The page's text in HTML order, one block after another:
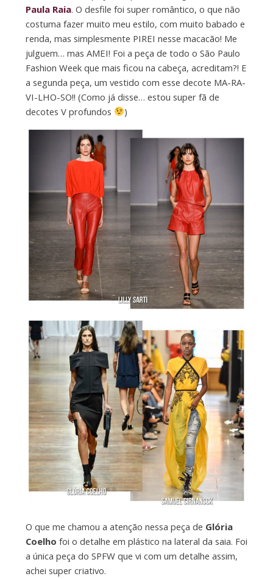
Paula Raia. O desfile foi super romântico, o que não
costuma fazer muito meu estilo, com muito babado e
renda, mas simplesmente PIREI nesse macacão! Me
julguem… mas AMEI! Foi a peça de todo o São Paulo
Fashion Week que mais ficou na cabeça, acreditam?! E
a segunda peça, um vestido com esse decote MA-RA-
VI-LHO-SO!! (Como já disse… estou super fã de
decotes V profundos
)
O que me chamou a atenção nessa peça de Glória
Coelho foi o detalhe em plástico na lateral da saia. Foi
a única peça do SPFW que vi com um detalhe assim,
achei super criativo.